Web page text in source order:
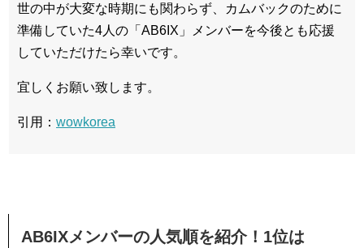
世の中が大変な時期にも関わらず、カムバックのために
準備していた4人の「AB6IX」メンバーを今後とも応援
していただけたら幸いです。
宜しくお願い致します。
引用： wowkorea
AB6IXメンバーの人気順を紹介！1位は